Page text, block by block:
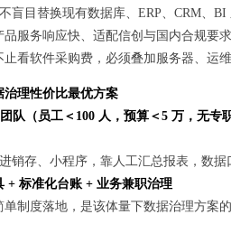
盲目替换现有数据库、ERP、CRM、
服务响应快、适配信创与国内合规要
看软件采购费，必须叠加服务器、运
理性价比最优方案
队（员工＜100 人，预算＜5 万，无专
销存、小程序，靠人工汇总报表，数
+ 标准化台账 + 业务兼职治理
制度落地，是该体量下数据治理方案